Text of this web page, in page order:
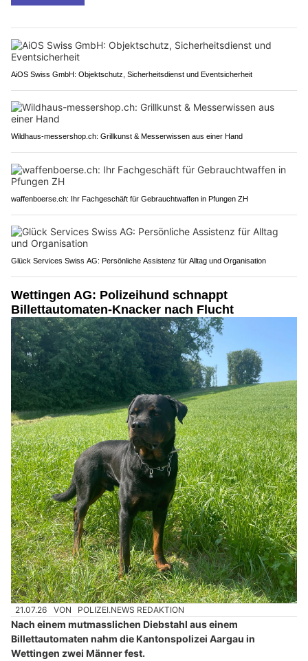
AiOS Swiss GmbH: Objektschutz, Sicherheitsdienst und Eventsicherheit
Wildhaus-messershop.ch: Grillkunst & Messerwissen aus einer Hand
waffenboerse.ch: Ihr Fachgeschäft für Gebrauchtwaffen in Pfungen ZH
Glück Services Swiss AG: Persönliche Assistenz für Alltag und Organisation
Wettingen AG: Polizeihund schnappt
Billettautomaten-Knacker nach Flucht
21.07.26 VON POLIZEI.NEWS REDAKTION
Nach einem mutmasslichen Diebstahl aus einem
Billettautomaten nahm die Kantonspolizei Aargau in
Wettingen zwei Männer fest.